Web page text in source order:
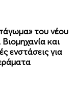
του νέου
και
ενστάσεις για